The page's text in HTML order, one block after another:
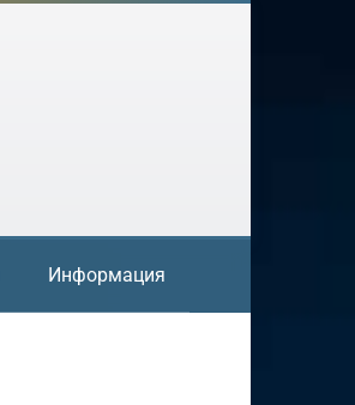
Информация